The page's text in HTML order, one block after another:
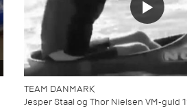
TEAM DANMARK
Jesper Staal og Thor Nielsen VM-guld